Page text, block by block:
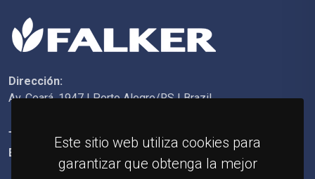
Este sitio web utiliza cookies para
garantizar que obtenga la mejor
Dirección:
Av. Ceará, 1947 | Porto Alegre/RS | Brazil
Teléfono:+55 (51) 3092-6200
E-mail: